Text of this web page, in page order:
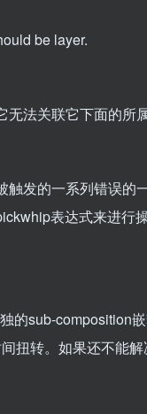
be layer.
法关联它下面的所属
触发的一系列错误的
表达式来进行
的sub-composition
扭转。如果还不能